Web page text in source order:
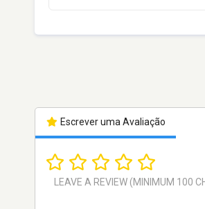
Escrever uma Avaliação